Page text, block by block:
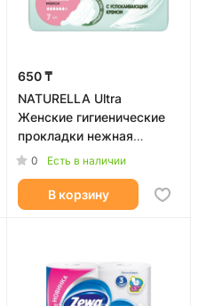
650 ₸
NATURELLA Ultra
Женские гигиенические
прокладки нежная
защита Макси 7шт
0 Есть в наличии
В корзину